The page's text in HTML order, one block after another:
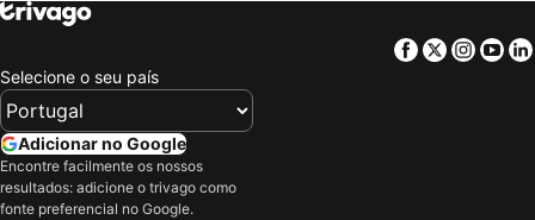
Facebook
Twitter
Selecione o seu país
Adicionar no Google
Encontre facilmente os nossos
resultados: adicione o trivago como
fonte preferencial no Google.